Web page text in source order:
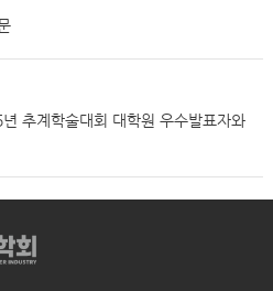
추계학술대회 대학원 우수발표자와